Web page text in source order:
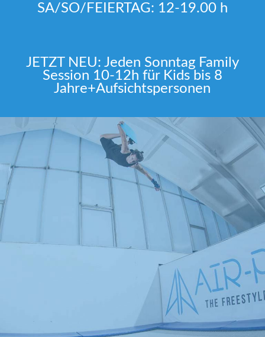
SA/SO/FEIERTAG: 12-19.00 h
JETZT NEU: Jeden Sonntag Family
Session 10-12h für Kids bis 8
Jahre+Aufsichtspersonen